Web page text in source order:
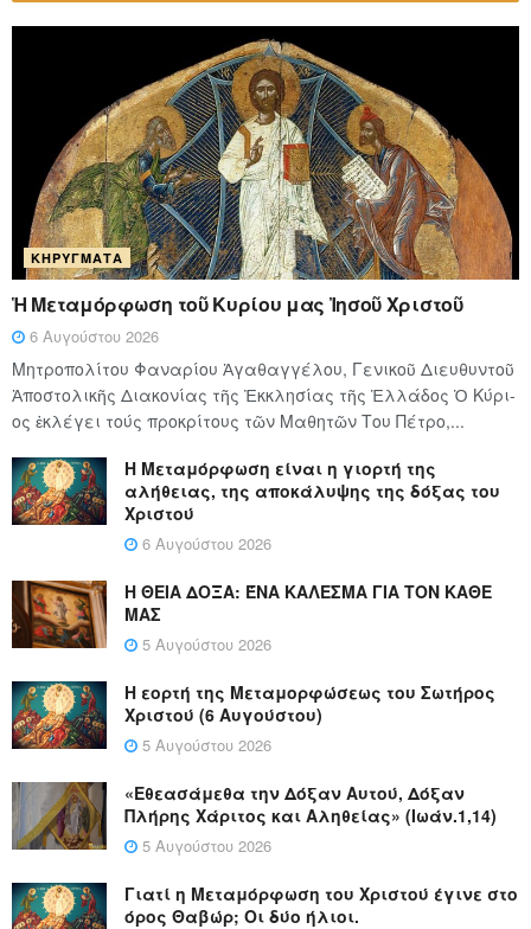
ΚΗΡΎΓΜΑΤΑ
Ἡ Μεταμόρφωση τοῦ Κυρίου μας Ἰησοῦ Χριστοῦ
6 Αυγούστου 2026
Μητροπολίτου Φαναρίου Ἀγαθαγγέλου, Γενικοῦ Διευθυντοῦ
Ἀποστολικῆς Διακονίας τῆς Ἐκκλησίας τῆς Ἑλλάδος Ὁ Κύ­ρι­
ος ἐκλέγει τούς προ­κρί­τους τῶν Μα­θη­τῶν Του Πέ­τρο,...
Η Μεταμόρφωση είναι η γιορτή της
αλήθειας, της αποκάλυψης της δόξας του
Χριστού
6 Αυγούστου 2026
Η ΘΕΙΑ ΔΟΞΑ: ΈΝΑ ΚΑΛΕΣΜΑ ΓΙΑ ΤΟΝ ΚΑΘΕ
ΜΑΣ
5 Αυγούστου 2026
Η εορτή της Μεταμορφώσεως του Σωτήρος
Χριστού (6 Αυγούστου)
5 Αυγούστου 2026
«Εθεασάμεθα την Δόξαν Αυτού, Δόξαν
Πλήρης Χάριτος και Αληθείας» (Ιωάν.1,14)
5 Αυγούστου 2026
Γιατί η Μεταμόρφωση του Χριστού έγινε στο
όρος Θαβώρ; Οι δύο ήλιοι.